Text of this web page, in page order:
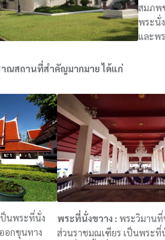
สมภพ
พระนั่
และพ
าณสถานที่สำคัญมากมาย ได้แก่
นพระที่นั่ง
อกขุนทาง
พระที่นั่งขวาง : พระวิมาน
ส่วนราชมณเฑียร เป็นพระที่